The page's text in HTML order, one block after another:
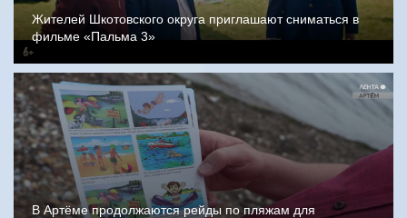
Жителей Шкотовского округа приглашают сниматься в
фильме «Пальма 3»
В Артёме продолжаются рейды по пляжам для